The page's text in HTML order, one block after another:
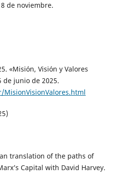
de noviembre.
«Misión, Visión y Valores
de junio de 2025.
translation of the paths of
Capital with David Harvey.